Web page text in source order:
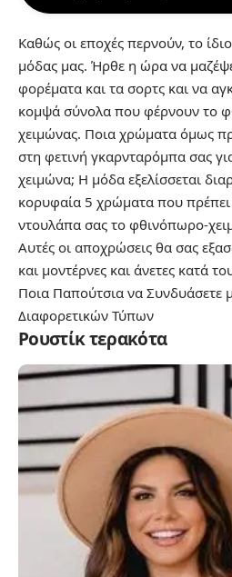
Καθώς οι εποχές περνούν, το
μόδας μας. Ήρθε η ώρα να
φορέματα και τα σορτς και να
κομψά σύνολα που φέρνουν το
χειμώνας. Ποια χρώματα όμως
στη φετινή γκαρνταρόμπα σας
χειμώνα; Η μόδα εξελίσσεται
κορυφαία 5 χρώματα που πρέπει
ντουλάπα σας το φθινόπωρο-
Αυτές οι αποχρώσεις θα σας
και μοντέρνες και άνετες κατά
Ποια Παπούτσια να Συνδυάσετε
Διαφορετικών Τύπων
Ρουστίκ τερακότα